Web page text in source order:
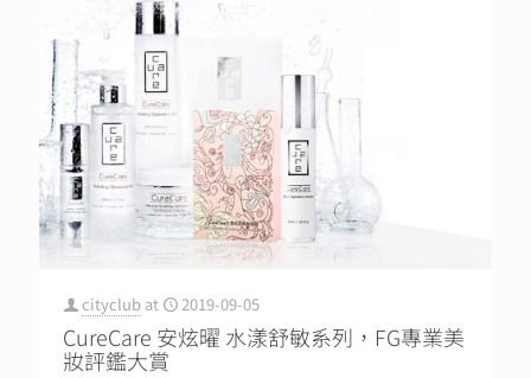
cityclub at 2019-09-05
CureCare 安炫曜 水漾舒敏系列，FG專業美
妝評鑑大賞